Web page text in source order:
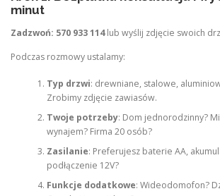
minut
Zadzwoń: 570 933 114lub wyślij zdjęcie swoich
Podczas rozmowy ustalamy:
Typ drzwi: drewniane, stalowe,
Zrobimy zdjęcie zawiasów.
Twoje potrzeby: Dom jednorodzinny?
wynajem? Firma 20 osób?
Zasilanie: Preferujesz baterie AA,
podłączenie 12V?
Funkcje dodatkowe: Wideodomofon?